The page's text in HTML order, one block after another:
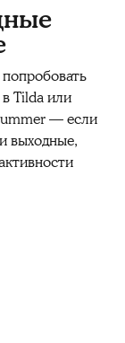
Tilda или
— если
выходные,